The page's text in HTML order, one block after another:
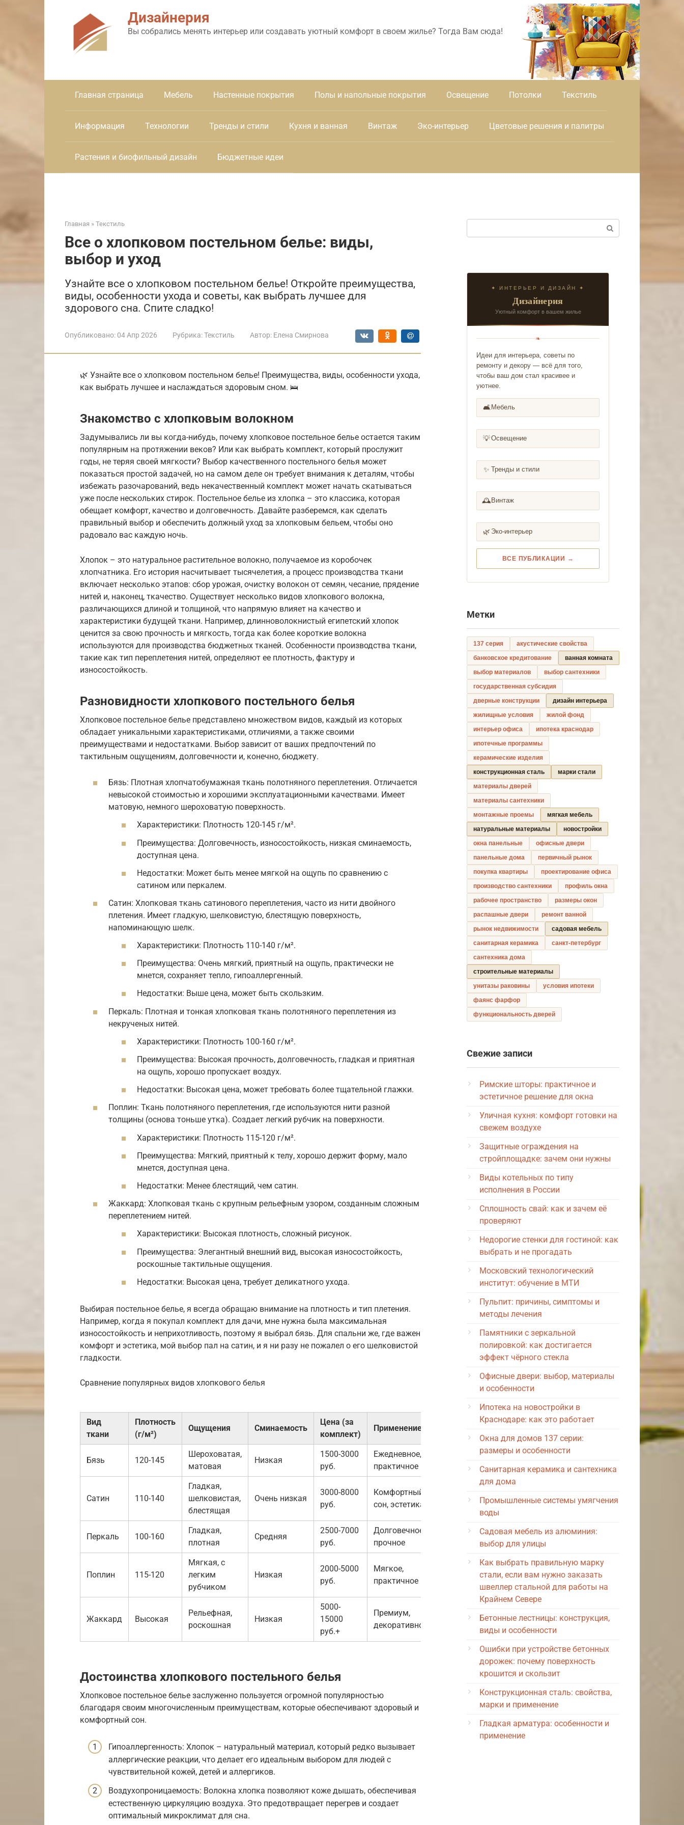
Дизайнерия
Вы собрались менять интерьер или создавать уютный комфорт в своем жилье? Тогда Вам сюда!
Главная страница Мебель Настенные покрытия Полы и напольные покрытия Освещение Потолки Текстиль
Информация Технологии Тренды и стили Кухня и ванная Винтаж Эко-интерьер Цветовые решения и палитры
Растения и биофильный дизайн Бюджетные идеи
Главная » Текстиль
Все о хлопковом постельном белье: виды,
выбор и уход
Узнайте все о хлопковом постельном белье! Откройте преимущества,
виды, особенности ухода и советы, как выбрать лучшее для
здорового сна. Спите сладко!
Опубликовано: 04 Апр 2026 Рубрика:Текстиль Автор: Елена Смирнова
🌿 Узнайте все о хлопковом постельном белье! Преимущества, виды, особенности ухода,
как выбрать лучшее и наслаждаться здоровым сном. 🛌
Знакомство с хлопковым волокном
Задумывались ли вы когда-нибудь, почему хлопковое постельное белье остается таким
популярным на протяжении веков? Или как выбрать комплект, который прослужит
годы, не теряя своей мягкости? Выбор качественного постельного белья может
показаться простой задачей, но на самом деле он требует внимания к деталям, чтобы
избежать разочарований, ведь некачественный комплект может начать скатываться
уже после нескольких стирок. Постельное белье из хлопка – это классика, которая
обещает комфорт, качество и долговечность. Давайте разберемся, как сделать
правильный выбор и обеспечить должный уход за хлопковым бельем, чтобы оно
радовало вас каждую ночь.
Хлопок – это натуральное растительное волокно, получаемое из коробочек
хлопчатника. Его история насчитывает тысячелетия, а процесс производства ткани
включает несколько этапов: сбор урожая, очистку волокон от семян, чесание, прядение
нитей и, наконец, ткачество. Существует несколько видов хлопкового волокна,
различающихся длиной и толщиной, что напрямую влияет на качество и
характеристики будущей ткани. Например, длинноволокнистый египетский хлопок
ценится за свою прочность и мягкость, тогда как более короткие волокна
используются для производства бюджетных тканей. Особенности производства ткани,
такие как тип переплетения нитей, определяют ее плотность, фактуру и
износостойкость.
Разновидности хлопкового постельного белья
Хлопковое постельное белье представлено множеством видов, каждый из которых
обладает уникальными характеристиками, отличиями, а также своими
преимуществами и недостатками. Выбор зависит от ваших предпочтений по
тактильным ощущениям, долговечности и, конечно, бюджету.
Бязь: Плотная хлопчатобумажная ткань полотняного переплетения. Отличается
невысокой стоимостью и хорошими эксплуатационными качествами. Имеет
матовую, немного шероховатую поверхность.
Характеристики: Плотность 120-145 г/м².
Преимущества: Долговечность, износостойкость, низкая сминаемость,
доступная цена.
Недостатки: Может быть менее мягкой на ощупь по сравнению с
сатином или перкалем.
Сатин: Хлопковая ткань сатинового переплетения, часто из нити двойного
плетения. Имеет гладкую, шелковистую, блестящую поверхность,
напоминающую шелк.
Характеристики: Плотность 110-140 г/м².
Преимущества: Очень мягкий, приятный на ощупь, практически не
мнется, сохраняет тепло, гипоаллергенный.
Недостатки: Выше цена, может быть скользким.
Перкаль: Плотная и тонкая хлопковая ткань полотняного переплетения из
некрученых нитей.
Характеристики: Плотность 100-160 г/м².
Преимущества: Высокая прочность, долговечность, гладкая и приятная
на ощупь, хорошо пропускает воздух.
Недостатки: Высокая цена, может требовать более тщательной глажки.
Поплин: Ткань полотняного переплетения, где используются нити разной
толщины (основа тоньше утка). Создает легкий рубчик на поверхности.
Характеристики: Плотность 115-120 г/м².
Преимущества: Мягкий, приятный к телу, хорошо держит форму, мало
мнется, доступная цена.
Недостатки: Менее блестящий, чем сатин.
Жаккард: Хлопковая ткань с крупным рельефным узором, созданным сложным
переплетением нитей.
Характеристики: Высокая плотность, сложный рисунок.
Преимущества: Элегантный внешний вид, высокая износостойкость,
роскошные тактильные ощущения.
Недостатки: Высокая цена, требует деликатного ухода.
Выбирая постельное белье, я всегда обращаю внимание на плотность и тип плетения.
Например, когда я покупал комплект для дачи, мне нужна была максимальная
износостойкость и неприхотливость, поэтому я выбрал бязь. Для спальни же, где важен
комфорт и эстетика, мой выбор пал на сатин, и я ни разу не пожалел о его шелковистой
гладкости.
Сравнение популярных видов хлопкового белья
Вид
ткани
Плотность
(г/м²)
Ощущения Сминаемость
Цена (за
комплект)
Применение
Бязь 120-145
Шероховатая,
матовая
Низкая
1500-3000
руб.
Ежедневное,
практичное
Сатин 110-140
Гладкая,
шелковистая,
блестящая
Очень низкая
3000-8000
руб.
Комфортный
сон, эстетика
Перкаль 100-160
Гладкая,
плотная
Средняя
2500-7000
руб.
Долговечное,
прочное
Поплин 115-120
Мягкая, с
легким
рубчиком
Низкая
2000-5000
руб.
Мягкое,
практичное
Жаккард Высокая
Рельефная,
роскошная
Низкая
5000-
15000
руб.+
Премиум,
декоративное
Достоинства хлопкового постельного белья
Хлопковое постельное белье заслуженно пользуется огромной популярностью
благодаря своим многочисленным преимуществам, которые обеспечивают здоровый и
комфортный сон.
Гипоаллергенность: Хлопок – натуральный материал, который редко вызывает
аллергические реакции, что делает его идеальным выбором для людей с
чувствительной кожей, детей и аллергиков.
Воздухопроницаемость: Волокна хлопка позволяют коже дышать, обеспечивая
естественную циркуляцию воздуха. Это предотвращает перегрев и создает
оптимальный микроклимат для сна.
✦ ИНТЕРЬЕР И ДИЗАЙН ✦
Дизайнерия
Уютный комфорт в вашем жилье
❧
Идеи для интерьера, советы по
ремонту и декору — всё для того,
чтобы ваш дом стал красивее и
уютнее.
🛋️ Мебель
💡Освещение
✨ Тренды и стили
🕰️ Винтаж
🌿 Эко-интерьер
ВСЕ ПУБЛИКАЦИИ →
Метки
137 серия
акустические свойства
банковское кредитование
ванная комната
выбор материалов
выбор сантехники
государственная субсидия
дверные конструкции
дизайн интерьера
жилищные условия
жилой фонд
интерьер офиса
ипотека краснодар
ипотечные программы
керамические изделия
конструкционная сталь
марки стали
материалы дверей
материалы сантехники
монтажные проемы
мягкая мебель
натуральные материалы
новостройки
окна панельные
офисные двери
панельные дома
первичный рынок
покупка квартиры
проектирование офиса
производство сантехники
профиль окна
рабочее пространство
размеры окон
распашные двери
ремонт ванной
рынок недвижимости
садовая мебель
санитарная керамика
санкт-петербург
сантехника дома
строительные материалы
унитазы раковины
условия ипотеки
фаянс фарфор
функциональность дверей
Свежие записи
Римские шторы: практичное и
эстетичное решение для окна
Уличная кухня: комфорт готовки на
свежем воздухе
Защитные ограждения на
стройплощадке: зачем они нужны
Виды котельных по типу
исполнения в России
Сплошность свай: как и зачем её
проверяют
Недорогие стенки для гостиной: как
выбрать и не прогадать
Московский технологический
институт: обучение в МТИ
Пульпит: причины, симптомы и
методы лечения
Памятники с зеркальной
полировкой: как достигается
эффект чёрного стекла
Офисные двери: выбор, материалы
и особенности
Ипотека на новостройки в
Краснодаре: как это работает
Окна для домов 137 серии:
размеры и особенности
Санитарная керамика и сантехника
для дома
Промышленные системы умягчения
воды
Садовая мебель из алюминия:
выбор для улицы
Как выбрать правильную марку
стали, если вам нужно заказать
швеллер стальной для работы на
Крайнем Севере
Бетонные лестницы: конструкция,
виды и особенности
Ошибки при устройстве бетонных
дорожек: почему поверхность
крошится и скользит
Конструкционная сталь: свойства,
марки и применение
Гладкая арматура: особенности и
применение